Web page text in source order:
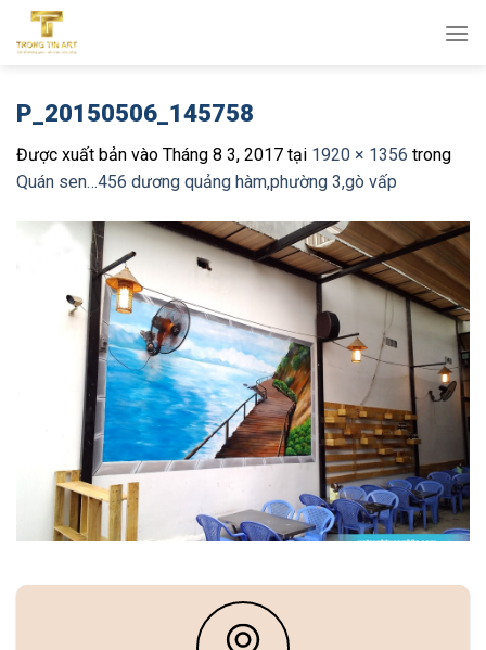
qua
P_20150506_145758
Được xuất bản vào Tháng 8 3, 2017 tại 1920 × 1356 trong
Quán sen…456 dương quảng hàm,phường 3,gò vấp